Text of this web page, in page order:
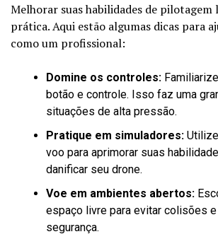
Melhorar suas habilidades de pilotagem
prática. Aqui estão algumas dicas para
como um profissional:
Domine os controles:
botão e controle. Isso faz uma
situações de alta pressão.
Pratique em simuladores:
voo para aprimorar suas
danificar seu drone.
Voe em ambientes abertos:
espaço livre para evitar colisões e
segurança.